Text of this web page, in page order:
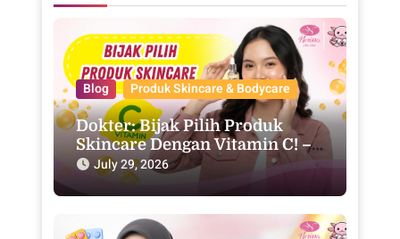
Blog Produk Skincare & Bodycare
Dokter: Bijak Pilih Produk
Skincare Dengan Vitamin C! –
Purwodadi
July 29, 2026